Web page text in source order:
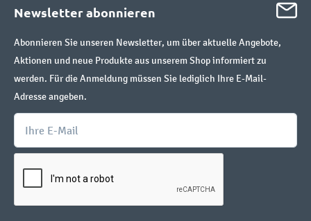
Newsletter abonnieren
Abonnieren Sie unseren Newsletter, um über aktuelle Angebote,
Aktionen und neue Produkte aus unserem Shop informiert zu
werden. Für die Anmeldung müssen Sie lediglich Ihre E-Mail-
Adresse angeben.